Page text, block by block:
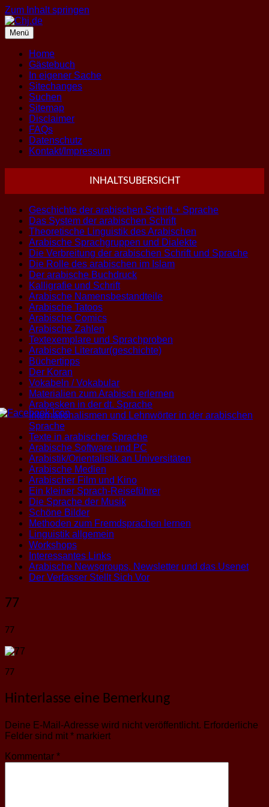
Zum Inhalt springen
Menü
Home
Gästebuch
In eigener Sache
Sitechanges
Suchen
Sitemap
Disclaimer
FAQs
Datenschutz
Kontakt/Impressum
INHALTSUBERSICHT
Geschichte der arabischen Schrift + Sprache
Das System der arabischen Schrift
Theoretische Linguistik des Arabischen
Arabische Sprachgruppen und Dialekte
Die Verbreitung der arabischen Schrift und Sprache
Die Rolle des arabischen im Islam
Der arabische Buchdruck
Kalligrafie und Schrift
Arabische Namensbestandteile
Arabische Tatoos
Arabische Comics
Arabische Zahlen
Textexemplare und Sprachproben
Arabische Literatur(geschichte)
Büchertipps
Der Koran
Vokabeln / Vokabular
Materialien zum Arabisch erlernen
Arabesken in der dt. Sprache
Internationalismen und Lehnwörter in der arabischen
Sprache
Texte in arabischer Sprache
Arabische Software und PC
Arabistik/Orientalistik an Universitäten
Arabische Medien
Arabischer Film und Kino
Ein kleiner Sprach-Reiseführer
Die Sprache der Musik
Schöne Bilder
Methoden zum Fremdsprachen lernen
Linguistik allgemein
Workshops
Interessantes Links
Arabische Newsgroups, Newsletter und das Usenet
Der Verfasser Stellt Sich Vor
77
77
77
Hinterlasse eine Bemerkung
Deine E-Mail-Adresse wird nicht veröffentlicht. Erforderliche
Felder sind mit * markiert
Kommentar *